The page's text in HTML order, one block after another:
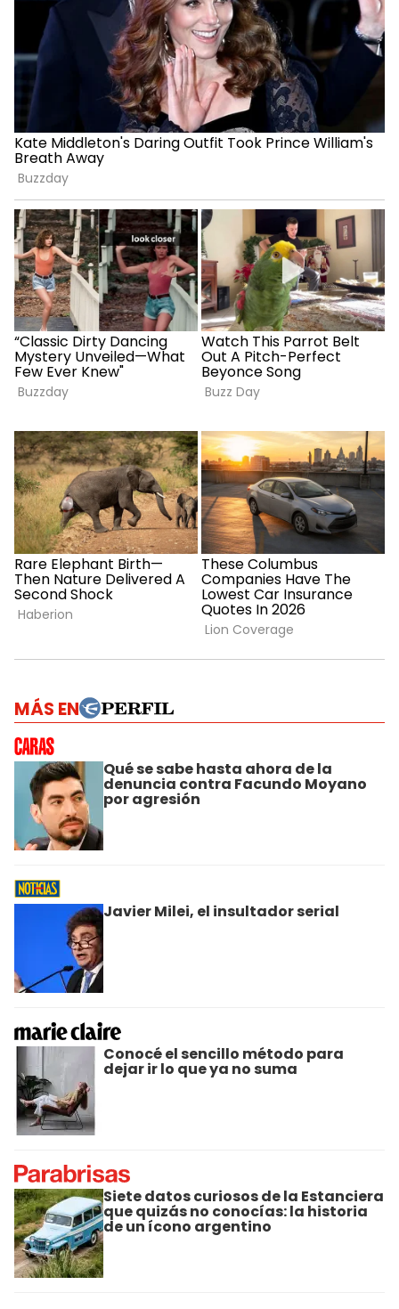
MÁS EN
Qué se sabe hasta ahora de la
denuncia contra Facundo Moyano
por agresión
Javier Milei, el insultador serial
Conocé el sencillo método para
dejar ir lo que ya no suma
Siete datos curiosos de la Estanciera
que quizás no conocías: la historia
de un ícono argentino